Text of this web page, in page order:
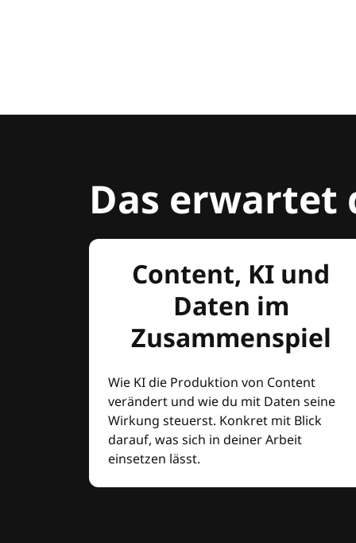
Das erwartet
Content, KI und
Daten im
Zusammenspiel
Wie KI die Produktion von Content
verändert und wie du mit Daten seine
Wirkung steuerst. Konkret mit Blick
darauf, was sich in deiner Arbeit
einsetzen lässt.